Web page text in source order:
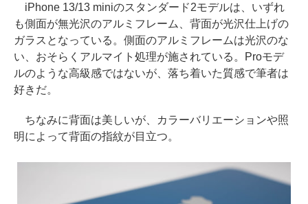
iPhone 13/13 miniのスタンダード2モデルは、いずれ
も側面が無光沢のアルミフレーム、背面が光沢仕上げの
ガラスとなっている。側面のアルミフレームは光沢のな
い、おそらくアルマイト処理が施されている。Proモデ
ルのような高級感ではないが、落ち着いた質感で筆者は
好きだ。
ちなみに背面は美しいが、カラーバリエーションや照
明によって背面の指紋が目立つ。